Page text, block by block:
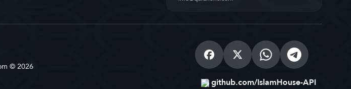
© 2026
github.com/IslamHouse-API